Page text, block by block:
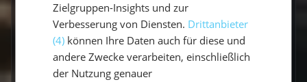
GESCHRIEBEN VON
Lucas Schmitt
Travel Experte
Zielgruppen-Insights und zur
Verbesserung von Diensten. Drittanbieter
(4) können Ihre Daten auch für diese und
andere Zwecke verarbeiten, einschließlich
der Nutzung genauer